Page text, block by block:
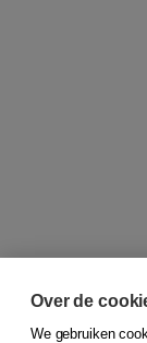
Over de
We gebruiken